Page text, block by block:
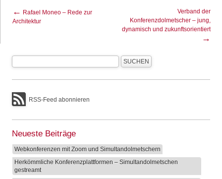
← Rafael Moneo – Rede zur
Architektur
Verband der
Konferenzdolmetscher – jung,
dynamisch und zukunftsorientiert
→
RSS-Feed abonnieren
Neueste Beiträge
Webkonferenzen mit Zoom und Simultandolmetschern
Herkömmliche Konferenzplattformen – Simultandolmetschen
gestreamt